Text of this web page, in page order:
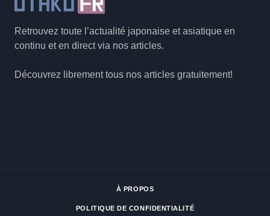
Retrouvez toute l’actualité japonaise et asiatique en
continu et en direct via nos articles.
Découvrez librement tous nos articles gratuitement!
À PROPOS
POLITIQUE DE CONFIDENTIALITÉ